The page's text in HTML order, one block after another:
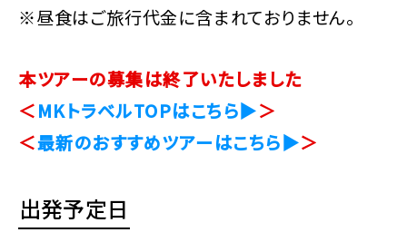
※昼食はご旅行代金に含まれておりません。
本ツアーの募集は終了いたしました
＜MKトラベルTOPはこちら▶＞
＜最新のおすすめツアーはこちら▶＞
出発予定日